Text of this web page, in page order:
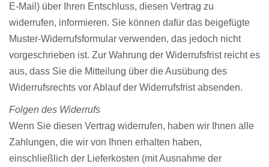
E-Mail) über Ihren Entschluss, diesen Vertrag zu
widerrufen, informieren. Sie können dafür das beigefügte
Muster-Widerrufsformular verwenden, das jedoch nicht
vorgeschrieben ist. Zur Wahrung der Widerrufsfrist reicht es
aus, dass Sie die Mitteilung über die Ausübung des
Widerrufsrechts vor Ablauf der Widerrufsfrist absenden.
Folgen des Widerrufs
Wenn Sie diesen Vertrag widerrufen, haben wir Ihnen alle
Zahlungen, die wir von Ihnen erhalten haben,
einschließlich der Lieferkosten (mit Ausnahme der